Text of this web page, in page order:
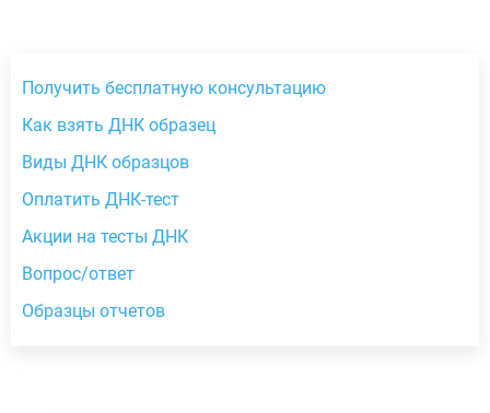
Получить бесплатную консультацию
Как взять ДНК образец
Виды ДНК образцов
Оплатить ДНК-тест
Акции на тесты ДНК
Вопрос/ответ
Образцы отчетов